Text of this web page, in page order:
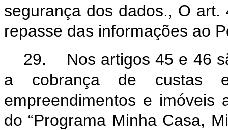
segurança dos dados., O
repasse das informações ao
29. Nos artigos 45 e 46
a cobrança de custas
empreendimentos e imóveis
do “Programa Minha Casa,